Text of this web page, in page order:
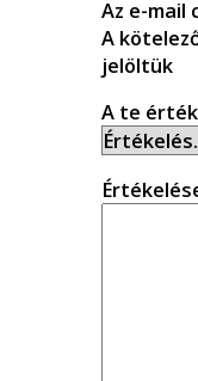
Az e-mail
A
jelöltük
A te